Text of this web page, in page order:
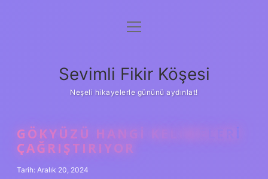
Anasayfa
Yasal Uyarı
menüyü
Sevimli Fikir Köşesi
Neşeli hikayelerle gününü aydınlat!
GÖKYÜZÜ HANGI KELIMELERI
ÇAĞRIŞTIRIYOR
Tarih: Aralık 20, 2024